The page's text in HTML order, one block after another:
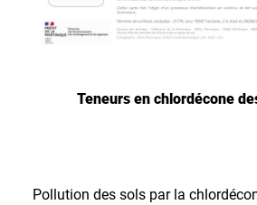
Teneurs en chlordécone
Pollution des sols par la